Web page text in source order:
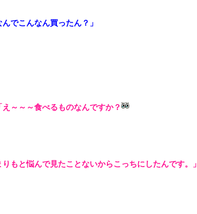
んでこんなん買ったん？」
え～～～食べるものなんですか？
りもと悩んで見たことないからこっちにしたんです。」